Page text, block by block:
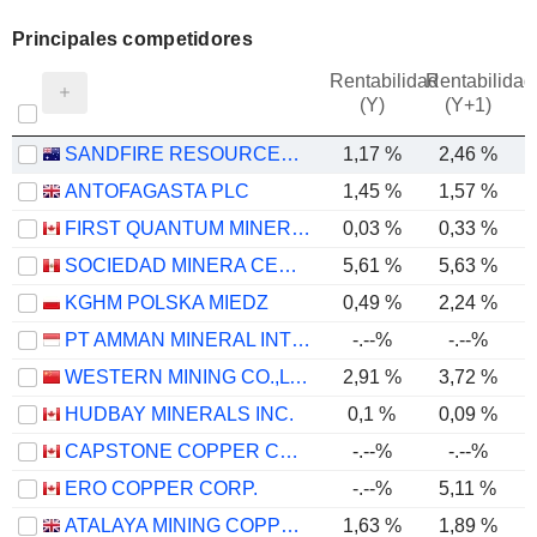
Principales competidores
Rentabilidad
(Y)
Rentabilidad
(Y+1)
SANDFIRE RESOURCES LIMITED 1,17 % 2,46 %
ANTOFAGASTA PLC
1,45 % 1,57 %
FIRST QUANTUM MINERALS LTD.
0,03 % 0,33 %
SOCIEDAD MINERA CERRO VERDE S.A.A.
5,61 % 5,63 %
KGHM POLSKA MIEDZ
0,49 %
2,24 %
PT AMMAN MINERAL INTERNASIONAL TBK
-.--%
-.--%
WESTERN MINING CO.,LTD.
2,91 % 3,72 %
HUDBAY MINERALS INC.
0,1 % 0,09 %
CAPSTONE COPPER CORP.
-.--% -.--%
ERO COPPER CORP.
-.--%
5,11 %
ATALAYA MINING COPPER, S.A.
1,63 %
1,89 %